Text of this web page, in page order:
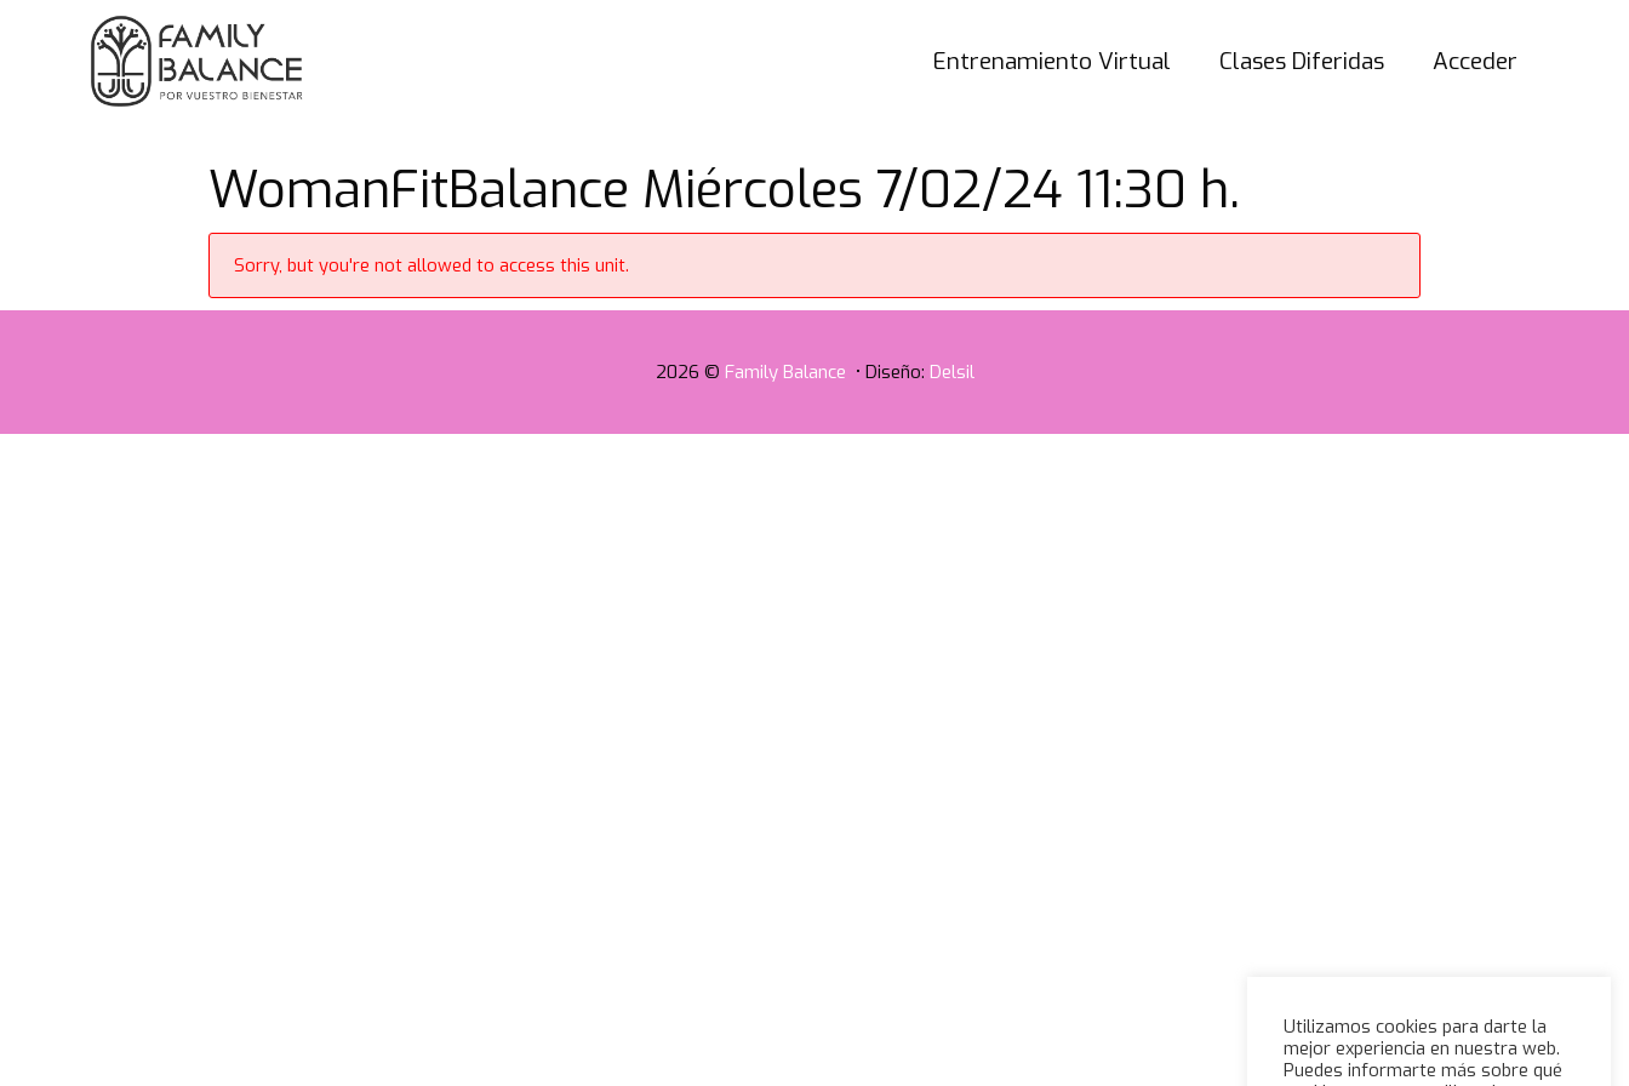
Entrenamiento Virtual Clases Diferidas Acceder
WomanFitBalance Miércoles 7/02/24 11:30 h.
Sorry, but you're not allowed to access this unit.
2026 © Family Balance • Diseño: Delsil
Utilizamos cookies para darte la
mejor experiencia en nuestra web.
Puedes informarte más sobre qué